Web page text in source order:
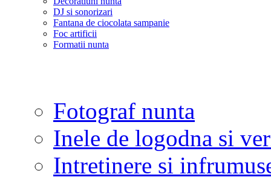
DJ si sonorizari
Fantana de ciocolata sampanie
Foc artificii
Formatii nunta
Fotograf nunta
Inele de logodna si
Intretinere si